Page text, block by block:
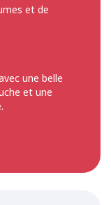
et de
une belle
et une